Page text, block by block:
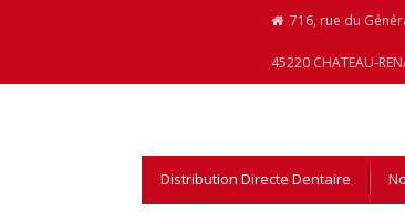
716, rue du
45220 CHATEAU-
Distribution Directe Dentaire